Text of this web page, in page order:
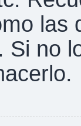
las
Si no